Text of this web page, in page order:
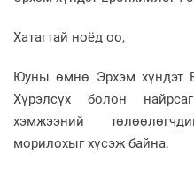
Хатагтай ноёд оо,
Юуны өмнө Эрхэм хүндэт
Хүрэлсүх болон
хэмжээний
морилохыг хүсэж байна.